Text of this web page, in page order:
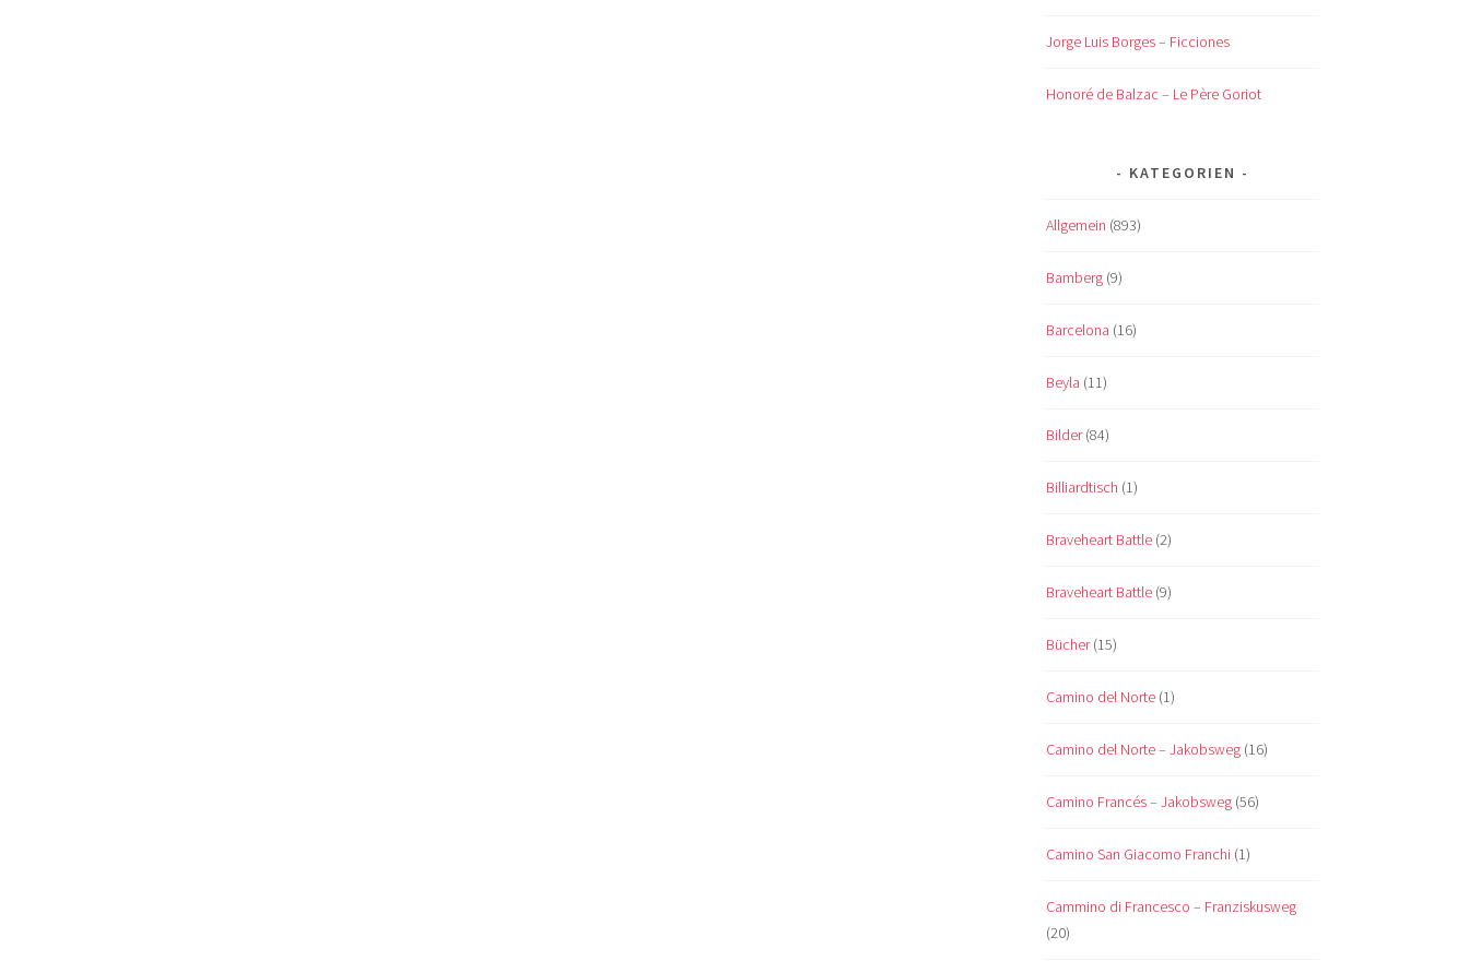
Jorge Luis Borges – Ficciones
Honoré de Balzac – Le Père Goriot
KATEGORIEN
Allgemein (893)
Bamberg (9)
Barcelona (16)
Beyla (11)
Bilder(84)
Billiardtisch (1)
Braveheart Battle (2)
Braveheart Battle (9)
Bücher(15)
Camino del Norte (1)
Camino del Norte – Jakobsweg (16)
Camino Francés – Jakobsweg (56)
Camino San Giacomo Franchi (1)
Cammino di Francesco – Franziskusweg
(20)